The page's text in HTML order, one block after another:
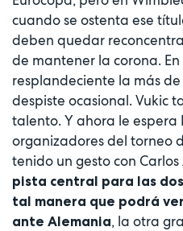
cuando se ostenta ese
deben quedar
de mantener la corona.
resplandeciente la más de
despiste ocasional. Vukic
talento. Y ahora le espera
organizadores del torneo
tenido un gesto con Carlos
pista central para las
tal manera que podrá
ante Alemania, la otra